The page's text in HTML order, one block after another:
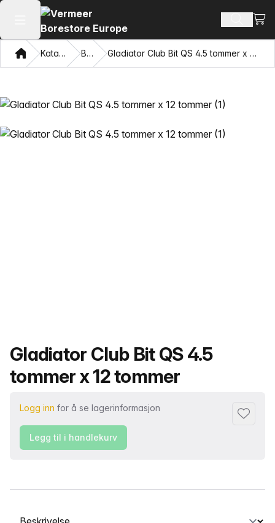
Åpne hovedmenyen SøkVis
Hjem Katalog Bor Gladiator Club Bit QS 4.5 tommer x 12 tommer
Produktnavn
Gladiator Club Bit QS 4.5
tommer x 12 tommer
Logg inn for å se lagerinformasjon
Legg til
Legg til i handlekurv
Velg en fane